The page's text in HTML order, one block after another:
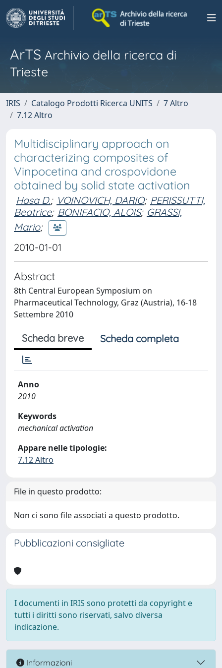
ArTS Archivio della ricerca di
Trieste
IRIS Catalogo Prodotti Ricerca UNITS
7 Altro
7.12 Altro
Multidisciplinary approach on
characterizing composites of
Vinpocetina and crospovidone
obtained by solid state activation
Hasa D.; VOINOVICH, DARIO; PERISSUTTI,
Beatrice; BONIFACIO, ALOIS; GRASSI,
Mario;
2010-01-01
Abstract
8th Central European Symposium on
Pharmaceutical Technology, Graz (Austria), 16-18
Settembre 2010
Scheda breve Scheda completa
Anno
2010
Keywords
mechanical activation
Appare nelle tipologie:
7.12 Altro
File in questo prodotto:
Non ci sono file associati a questo prodotto.
Pubblicazioni consigliate
I documenti in IRIS sono protetti da copyright e
tutti i diritti sono riservati, salvo diversa
indicazione.
Informazioni